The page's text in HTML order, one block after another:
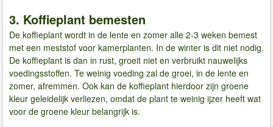
3. Koffieplant bemesten
De koffieplant wordt in de lente en zomer alle 2-3 weken bemest
met een meststof voor kamerplanten. In de winter is dit niet nodig.
De koffieplant is dan in rust, groeit niet en verbruikt nauwelijks
voedingsstoffen. Te weinig voeding zal de groei, in de lente en
zomer, afremmen. Ook kan de koffieplant hierdoor zijn groene
kleur geleidelijk verliezen, omdat de plant te weinig ijzer heeft wat
voor de groene kleur belangrijk is.